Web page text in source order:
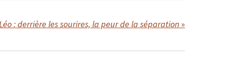
: derrière les sourires, la peur de la séparation »